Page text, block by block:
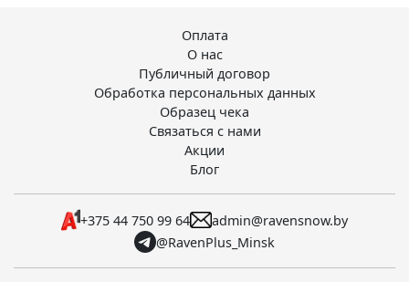
Оплата
О нас
Публичный договор
Обработка персональных данных
Образец чека
Связаться с нами
Акции
Блог
+375 44 750 99 64
admin@ravensnow.by
@RavenPlus_Minsk